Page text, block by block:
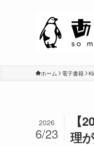
ホーム 電子書籍
【
理
2026
6/23